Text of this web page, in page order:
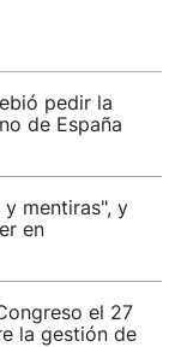
pedir la
de España
mentiras", y
en
el 27
la gestión de